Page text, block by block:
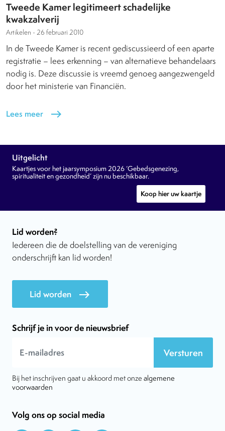
Tweede Kamer legitimeert schadelijke
kwakzalverij
Artikelen - 26 februari 2010
In de Tweede Kamer is recent gediscussieerd of een aparte
registratie – lees erkenning – van alternatieve behandelaars
nodig is. Deze discussie is vreemd genoeg aangezwengeld
door het ministerie van Financiën.
Lees meer east
Uitgelicht
Kaartjes voor het jaarsymposium 2026 ‘Gebedsgenezing,
spiritualiteit en gezondheid’ zijn nu beschikbaar.
Koop hier uw kaartje
Lid worden?
Iedereen die de doelstelling van de vereniging
onderschrijft kan lid worden!
Lid worden east
Schrijf je in voor de nieuwsbrief
Versturen
Bij het inschrijven gaat u akkoord met onze algemene
voorwaarden
Volg ons op social media